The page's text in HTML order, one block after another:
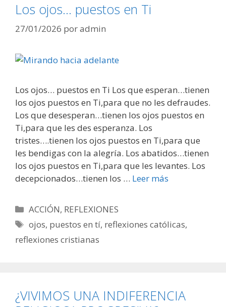
Los ojos… puestos en Ti
27/01/2026 poradmin
Los ojos… puestos en Ti Los que esperan…tienen
los ojos puestos en Ti,para que no les defraudes.
Los que desesperan…tienen los ojos puestos en
Ti,para que les des esperanza. Los
tristes….tienen los ojos puestos en Ti,para que
les bendigas con la alegría. Los abatidos…tienen
los ojos puestos en Ti,para que les levantes. Los
decepcionados…tienen los … Leer más
Categorías
ACCIÓN, REFLEXIONES
Etiquetas
ojos, puestos en tí, reflexiones católicas,
reflexiones cristianas
¿VIVIMOS UNA INDIFERENCIA